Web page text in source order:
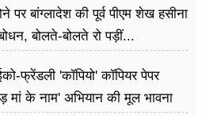
पर बांग्लादेश की पूर्व पीएम शेख हसीना
बोलते-बोलते रो पड़ीं...
फ्रेंडली 'कॉपियो' कॉपियर पेपर
मां के नाम' अभियान की मूल भावना